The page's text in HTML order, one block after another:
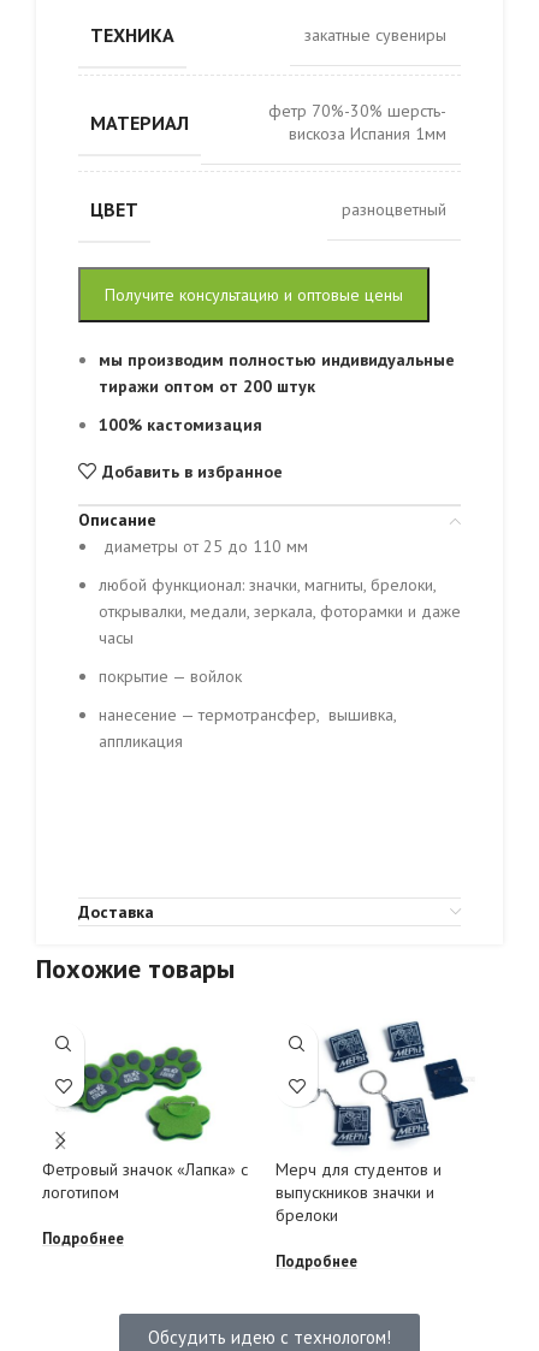
ТЕХНИКА закатные сувениры
МАТЕРИАЛ
фетр 70%-30% шерсть-
вискоза Испания 1мм
ЦВЕТ разноцветный
Получите консультацию и оптовые цены
мы производим полностью индивидуальные
тиражи оптом от 200 штук
100% кастомизация
Добавить в избранное
Описание
диаметры от 25 до 110 мм
любой функционал: значки, магниты, брелоки,
открывалки, медали, зеркала, фоторамки и даже
часы
покрытие — войлок
нанесение — термотрансфер, вышивка,
аппликация
Доставка
Похожие товары
Фетровый значок «Лапка» с
логотипом
Подробнее
Мерч для студентов и
выпускников значки и
брелоки
Подробнее
Обсудить идею с технологом!